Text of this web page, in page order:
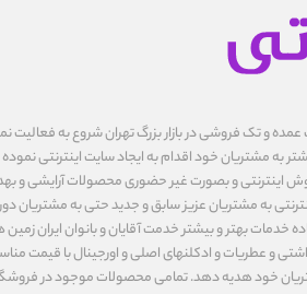
از سال ۱۳۹۴ بصورت عمده و تک فروشی در بازار بزرگ تهران شروع به
به مشتریان خود اقدام به ایجاد سایت اینترنتی نموده
فروش اینترنتی و بصورت غیر حضوری محصولات آرایشی و
به مشتریان عزیز سابق و جدید حتی به مشتریان
خدمات بهتر و بیشتر خدمت آقایان و بانوان ایران زمین
و عطریات و ادکلنهای اصلی و اورجینال با قیمت
خود هدیه دهد. تمامی محصولات موجود در